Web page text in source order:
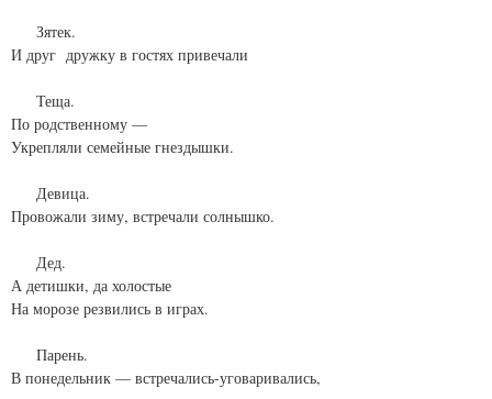
Зятек.
И друг дружку в гостях привечали
Теща.
По родственному —
Укрепляли семейные гнездышки.
Девица.
Провожали зиму, встречали солнышко.
Дед.
А детишки, да холостые
На морозе резвились в играх.
Парень.
В понедельник — встречались-уговаривались,